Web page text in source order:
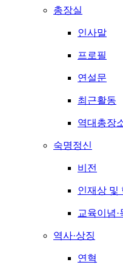
총장실
인사말
프로필
연설문
최근활동
역대총장
숙명정신
비전
인재상 및
교육이념·
역사·상징
연혁